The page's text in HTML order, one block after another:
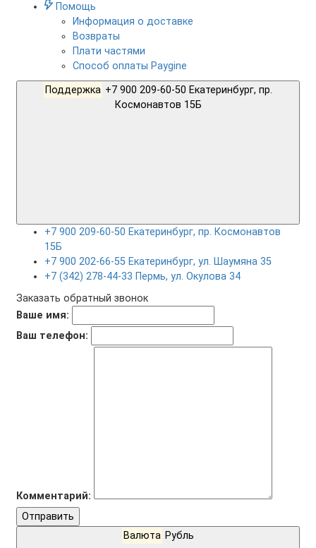
Помощь
Информация о доставке
Возвраты
Плати частями
Способ оплаты Paygine
Поддержка +7 900 209-60-50 Екатеринбург, пр.
+7 900 209-60-50 Екатеринбург, пр. Космонавтов
15Б
+7 900 202-66-55 Екатеринбург, ул. Шаумяна 35
+7 (342) 278-44-33 Пермь, ул. Окулова 34
Заказать обратный звонок
Ваше имя:
Ваш телефон:
Комментарий:
Отправить
Валюта Рубль